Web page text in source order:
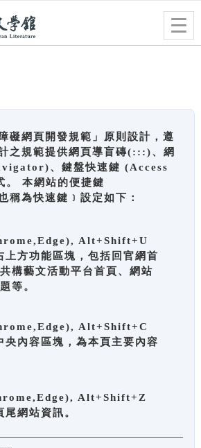
礙網頁開發規範」原則設計，遵
之規範提供網頁導盲磚(:::)、網
、鍵盤快速鍵 (Access
本網站的便捷鍵
稱為快速鍵﹞設定如下：
Alt+Shift+U
方功能區塊，包括回官網首
構藝文活動平台首頁、網站
等。
Alt+Shift+C
內容區塊，為本頁主要內容
Alt+Shift+Z
網站資訊。